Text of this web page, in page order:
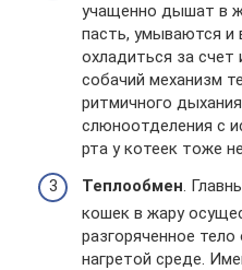
учащенно дышат в
пасть, умываются
охладиться за
собачий механизм
ритмичного
слюноотделения с
рта у котеек тоже
Теплообмен .
кошек в жару
разгоряченное
нагретой среде.